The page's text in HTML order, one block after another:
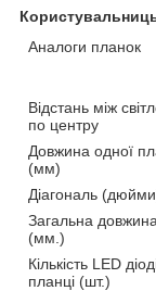
Аналоги планок
Відстань між
по центру
Довжина одної
(мм)
Діагональ
Загальна
(мм.)
Кількість LED
планці (шт.)